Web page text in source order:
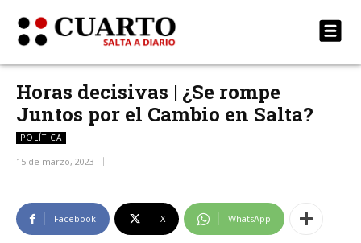
Horas decisivas | ¿Se rompe
Juntos por el Cambio en Salta?
POLÍTICA
15 de marzo, 2023
Facebook X WhatsApp